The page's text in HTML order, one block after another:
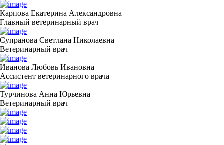
Карпова Екатерина Александровна
Главный ветеринарный врач
Супранова Светлана Николаевна
Ветеринарный врач
Иванова Любовь Ивановна
Ассистент ветеринарного врача
Турчинова Анна Юрьевна
Ветеринарный врач